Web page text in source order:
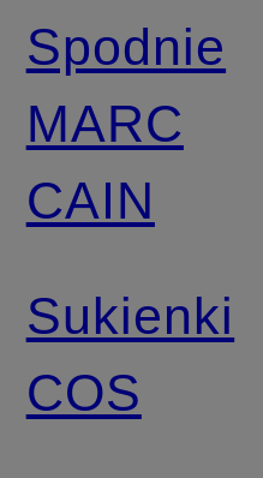
Spodnie
MARC
CAIN
Sukienki
COS